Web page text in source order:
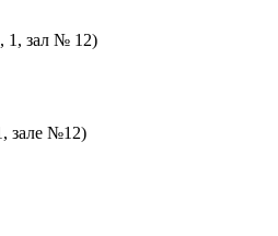
1, зал № 12)
зале №12)